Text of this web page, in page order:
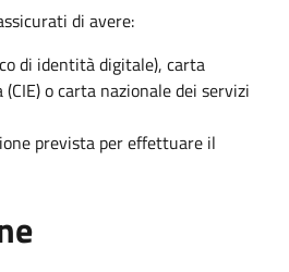
di avere:
di identità digitale), carta
o carta nazionale dei servizi
prevista per effettuare il